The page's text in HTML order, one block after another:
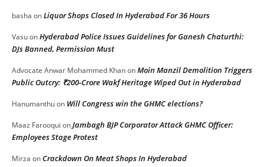
basha onLiquor Shops Closed In Hyderabad For 36 Hours
VasuonHyderabad Police Issues Guidelines for Ganesh Chaturthi:
DJs Banned, Permission Must
Advocate Anwar Mohammed KhanonMoin Manzil Demolition Triggers
Public Outcry: ₹200-Crore Wakf Heritage Wiped Out in Hyderabad
Hanumanthuon Will Congress win the GHMC elections?
Maaz Farooqui onJambagh BJP Corporator Attack GHMC Officer:
Employees Stage Protest
Mirza onCrackdown On Meat Shops In Hyderabad